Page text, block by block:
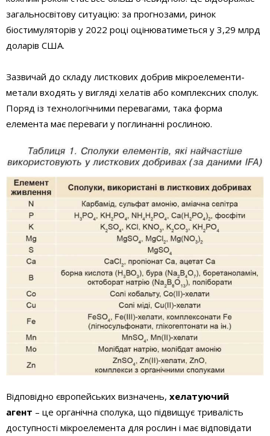
загальносвітову ситуацію: за прогнозами, ринок
біостимуляторів у 2022 році оцінюватиметься у 3,29 млрд
доларів США.
Зазвичай до складу листкових добрив мікроелементи-
метали входять у вигляді хелатів або комплексних сполук.
Поряд із технологічними перевагами, така форма
елемента має переваги у поглинанні рослиною.
Відповідно європейських визначень, хелатуючий
агент – це органічна сполука, що підвищує тривалість
доступності мікроелемента для рослин і має відповідати